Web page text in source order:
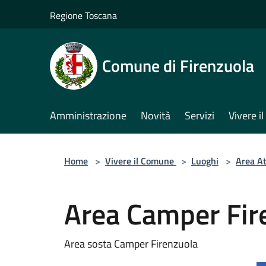
Regione Toscana
Comune di Firenzuola
Amministrazione Novità Servizi Vivere
Home > Vivere il Comune > Luoghi > Area
Area Camper
Area sosta Camper Firenzuola